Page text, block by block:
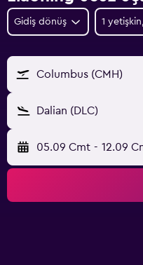
Gidiş dönüş 1
Columbus (CMH)
Dalian (DLC)
05.09 Cmt - 12.09